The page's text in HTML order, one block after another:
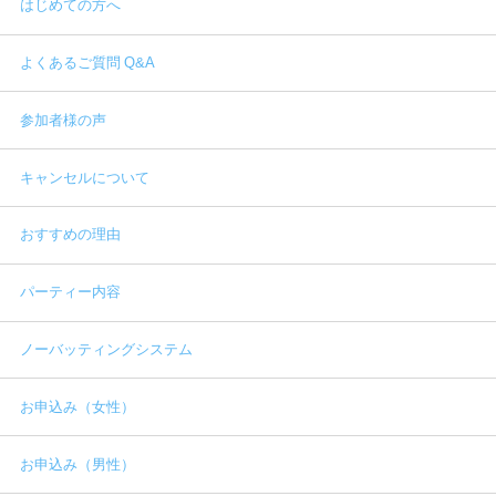
はじめての方へ
よくあるご質問 Q&A
参加者様の声
キャンセルについて
おすすめの理由
パーティー内容
ノーバッティングシステム
お申込み（女性）
お申込み（男性）